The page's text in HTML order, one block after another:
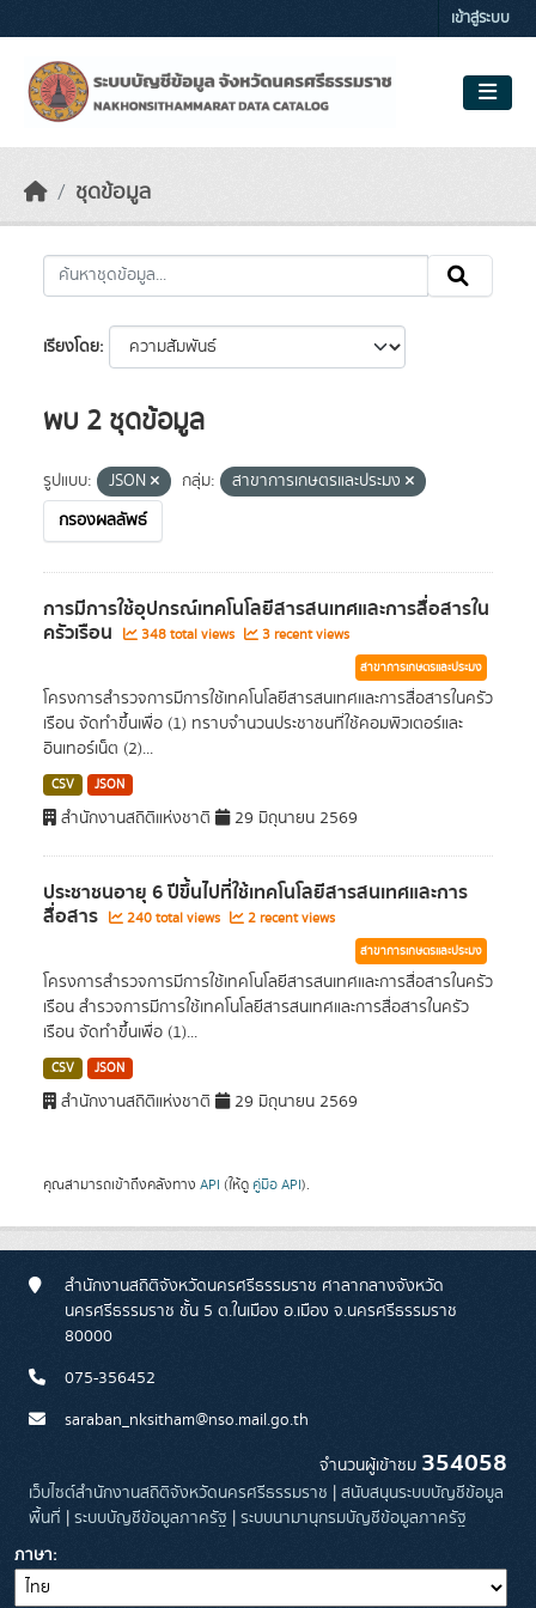
เข้าสู่ระบบ
ชุดข้อมูล
เรียงโดย
พบ 2 ชุดข้อมูล
รูปแบบ: JSON กลุ่ม:
สาขาการเกษตรและประมง
กรองผลลัพธ์
การมีการใช้อุปกรณ์เทคโนโลยีสารสนเทศและการสื่อสารใน
ครัวเรือน 348 total views 3 recent views
สาขาการเกษตรและประมง
โครงการสำรวจการมีการใช้เทคโนโลยีสารสนเทศและการสื่อสารในครัว
เรือน จัดทำขึ้นเพื่อ (1) ทราบจำนวนประชาชนที่ใช้คอมพิวเตอร์และ
อินเทอร์เน็ต (2)...
CSV JSON
สำนักงานสถิติแห่งชาติ 29 มิถุนายน 2569
ประชาชนอายุ 6 ปีขึ้นไปที่ใช้เทคโนโลยีสารสนเทศและการ
สื่อสาร 240 total views 2 recent views
สาขาการเกษตรและประมง
โครงการสำรวจการมีการใช้เทคโนโลยีสารสนเทศและการสื่อสารในครัว
เรือน สำรวจการมีการใช้เทคโนโลยีสารสนเทศและการสื่อสารในครัว
เรือน จัดทำขึ้นเพื่อ (1)...
CSV JSON
สำนักงานสถิติแห่งชาติ 29 มิถุนายน 2569
คุณสามารถเข้าถึงคลังทาง API (ให้ดู คู่มือ API).
สำนักงานสถิติจังหวัดนครศรีธรรมราช ศาลากลางจังหวัด
นครศรีธรรมราช ชั้น 5 ต.ในเมือง อ.เมือง จ.นครศรีธรรมราช
80000
075-356452
saraban_nksitham@nso.mail.go.th
จำนวนผู้เข้าชม 354058
เว็บไซต์สำนักงานสถิติจังหวัดนครศรีธรรมราช | สนับสนุนระบบบัญชีข้อมูล
พื้นที่ | ระบบบัญชีข้อมูลภาครัฐ | ระบบนามานุกรมบัญชีข้อมูลภาครัฐ
ภาษา